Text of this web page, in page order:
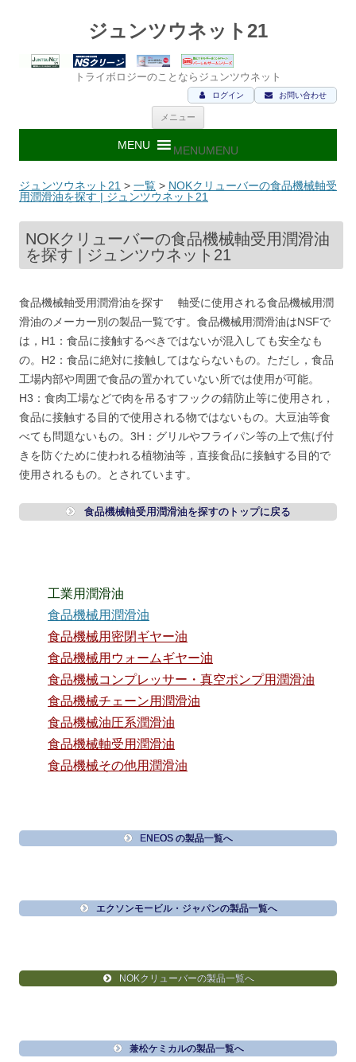
ジュンツウネット21
トライボロジーのことならジュンツウネット
お問い合わせ
ログイン
メニュー
ン
ツ
ス
キ
ッ
MENUMENU
ジュンツウネット21 > 一覧 > NOKクリューバーの食品機械軸受
用潤滑油を探す | ジュンツウネット21
NOKクリューバーの食品機械軸受用潤滑油
を探す | ジュンツウネット21
食品機械軸受用潤滑油を探す 軸受に使用される食品機械用潤
滑油のメーカー別の製品一覧です。食品機械用潤滑油はNSFで
は，H1：食品に接触するべきではないが混入しても安全なも
の。H2：食品に絶対に接触してはならないもの。ただし，食品
工場内部や周囲で食品の置かれていない所では使用が可能。
H3：食肉工場などで肉を吊るすフックの錆防止等に使用され，
食品に接触する目的で使用される物ではないもの。大豆油等食
べても問題ないもの。3H：グリルやフライパン等の上で焦げ付
きを防ぐために使われる植物油等，直接食品に接触する目的で
使用されるもの。とされています。
食品機械軸受用潤滑油を探すのトップに戻る
工業用潤滑油
食品機械用潤滑油
食品機械用密閉ギヤー油
食品機械用ウォームギヤー油
食品機械コンプレッサー・真空ポンプ用潤滑油
食品機械チェーン用潤滑油
食品機械油圧系潤滑油
食品機械軸受用潤滑油
食品機械その他用潤滑油
ENEOS の製品一覧へ
エクソンモービル・ジャパンの製品一覧へ
NOKクリューバーの製品一覧へ
兼松ケミカルの製品一覧へ